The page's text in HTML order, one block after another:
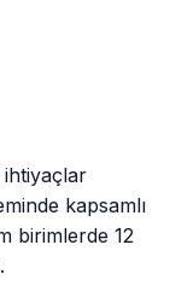
ihtiyaçlar
kapsamlı
birimlerde 12